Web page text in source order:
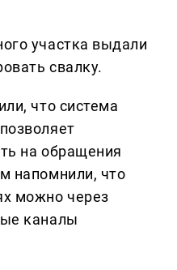
участка выдали
свалку.
что система
на обращения
напомнили, что
можно через
каналы